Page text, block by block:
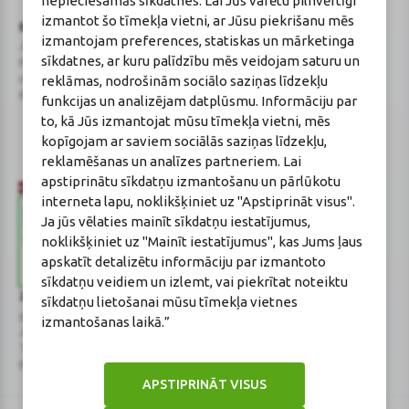
izmantot šo tīmekļa vietni, ar Jūsu piekrišanu mēs
izmantojam preferences, statiskas un mārketinga
sīkdatnes, ar kuru palīdzību mēs veidojam saturu un
reklāmas, nodrošinām sociālo saziņas līdzekļu
funkcijas un analizējam datplūsmu. Informāciju par
to, kā Jūs izmantojat mūsu tīmekļa vietni, mēs
kopīgojam ar saviem sociālās saziņas līdzekļu,
reklamēšanas un analīzes partneriem. Lai
apstiprinātu sīkdatņu izmantošanu un pārlūkotu
interneta lapu, noklikšķiniet uz "Apstiprināt visus".
Ja jūs vēlaties mainīt sīkdatņu iestatījumus,
noklikšķiniet uz "Mainīt iestatījumus", kas Jums ļaus
apskatīt detalizētu informāciju par izmantoto
sīkdatņu veidiem un izlemt, vai piekrītat noteiktu
sīkdatņu lietošanai mūsu tīmekļa vietnes
izmantošanas laikā.”
APSTIPRINĀT VISUS
BENU Aptieka Latvija, SIA
Juridiskā adrese / Faktiskā adrese:
Noliktavu iela 5, Dreiliņi, Stopiņu
novads, LV-2130
Reģistrācijas Nr.: 40003252167
Licence
Licences numurs: A00010
E-aptiekas kontakti
Aptiekas vadītāja:
Sertificēta farmaceite: Jeļena
Gončarova
Reģistrācijas Nr.: F-0834
Sertifikāta Nr.: 215.2025
Zāļu valsts aģentūra
www.zva.gov.lv
E-pasts: info@zva.gov.lv
Veselības inspekcija
E-pasts: vi@vi.gov.lv